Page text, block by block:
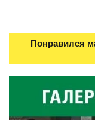
Понравился